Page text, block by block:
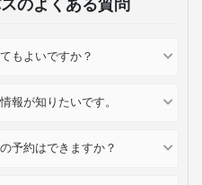
のよくある質問
もよいですか？
報が知りたいです。
予約はできますか？